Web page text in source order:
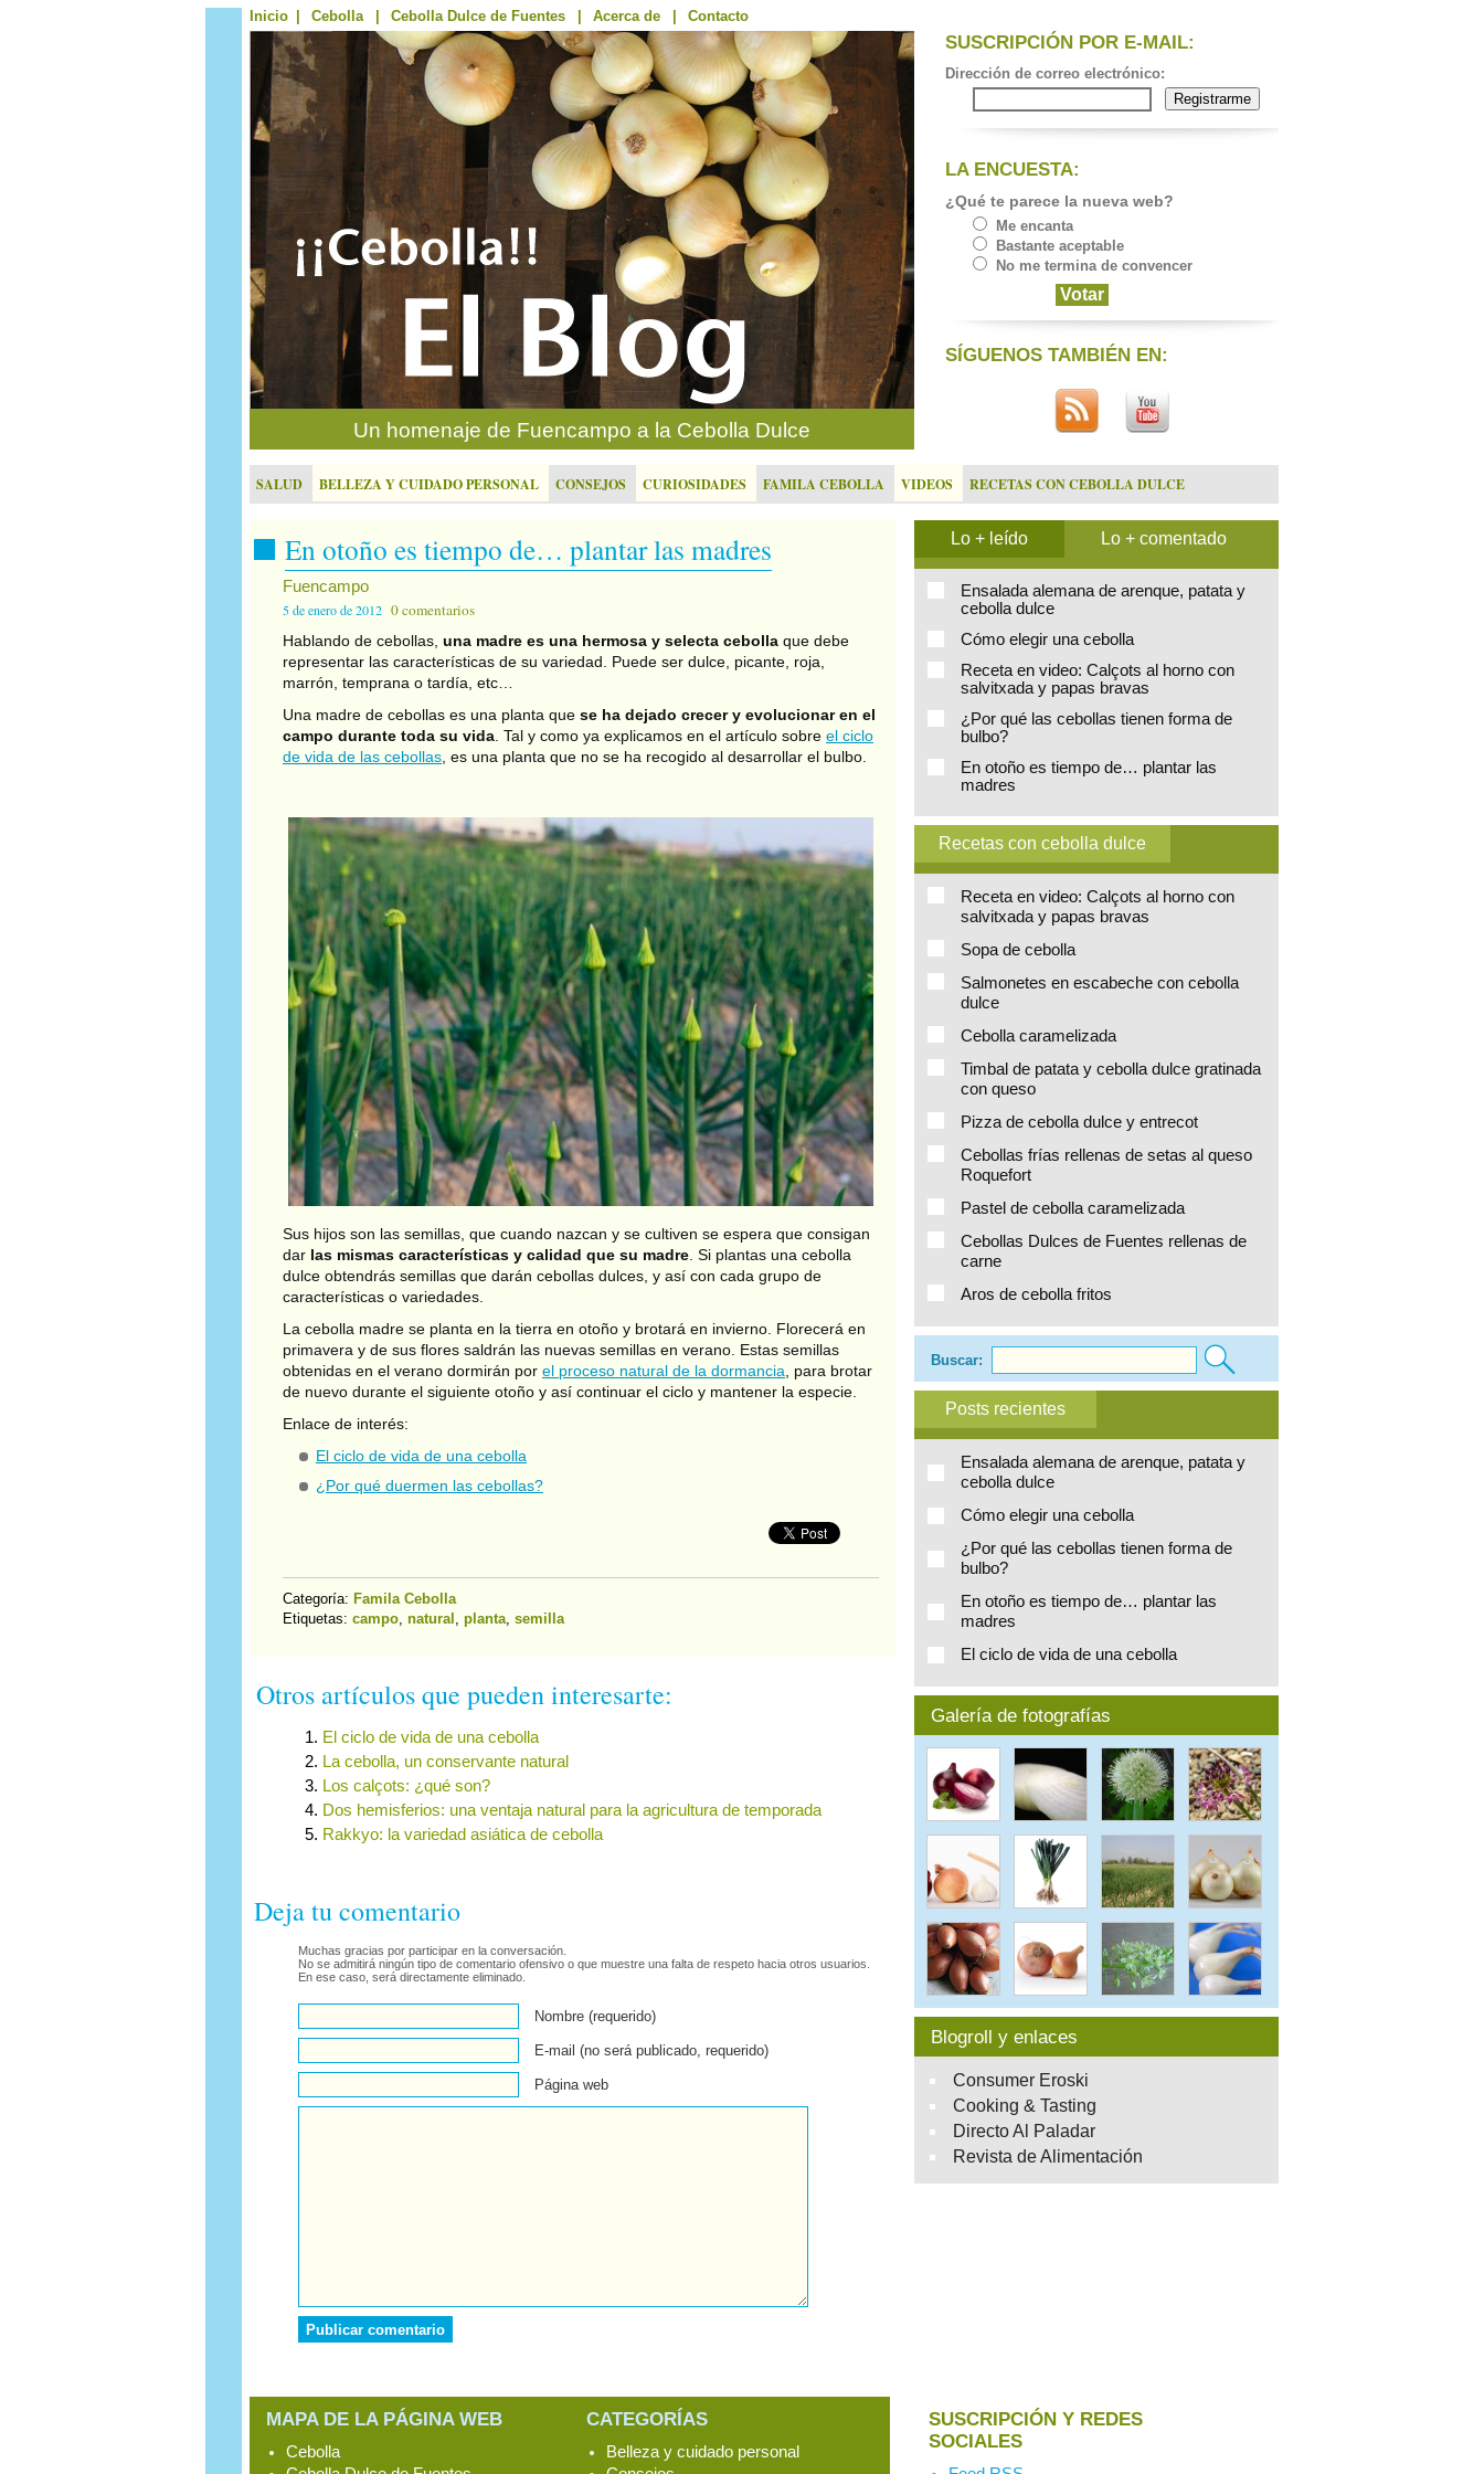
Inicio Cebolla Cebolla Dulce de Fuentes Acerca de Contacto
Un homenaje de Fuencampo a la Cebolla Dulce
SUSCRIPCIÓN POR E-MAIL:
Dirección de correo electrónico:
LA ENCUESTA:
¿Qué te parece la nueva web?
Me encanta
Bastante aceptable
No me termina de convencer
SÍGUENOS TAMBIÉN EN:
SALUD BELLEZA Y CUIDADO PERSONAL CONSEJOS CURIOSIDADES FAMILA CEBOLLA VIDEOS RECETAS CON CEBOLLA DULCE
En otoño es tiempo de… plantar las madres
Fuencampo
5 de enero de 2012 0 comentarios
Hablando de cebollas, una madre es una hermosa y selecta cebolla que debe
representar las características de su variedad. Puede ser dulce, picante, roja,
marrón, temprana o tardía, etc…
Una madre de cebollas es una planta que se ha dejado crecer y evolucionar en el
campo durante toda su vida . Tal y como ya explicamos en el artículo sobre el ciclo
de vida de las cebollas , es una planta que no se ha recogido al desarrollar el bulbo.
Sus hijos son las semillas, que cuando nazcan y se cultiven se espera que consigan
dar las mismas características y calidad que su madre . Si plantas una cebolla
dulce obtendrás semillas que darán cebollas dulces, y así con cada grupo de
características o variedades.
La cebolla madre se planta en la tierra en otoño y brotará en invierno. Florecerá en
primavera y de sus flores saldrán las nuevas semillas en verano. Estas semillas
obtenidas en el verano dormirán por el proceso natural de la dormancia , para brotar
de nuevo durante el siguiente otoño y así continuar el ciclo y mantener la especie.
Enlace de interés:
El ciclo de vida de una cebolla
¿Por qué duermen las cebollas?
Categoría: Famila Cebolla
Etiquetas: campo, natural , planta, semilla
Otros artículos que pueden interesarte:
El ciclo de vida de una cebolla
La cebolla, un conservante natural
Los calçots: ¿qué son?
Dos hemisferios: una ventaja natural para la agricultura de temporada
Rakkyo: la variedad asiática de cebolla
Deja tu comentario
Muchas gracias por participar en la conversación.
No se admitirá ningún tipo de comentario ofensivo o que muestre una falta de respeto hacia otros usuarios.
En ese caso, será directamente eliminado.
Nombre (requerido)
E-mail (no será publicado, requerido)
Página web
Lo + leído Lo + comentado
Ensalada alemana de arenque, patata y
cebolla dulce
Cómo elegir una cebolla
Receta en video: Calçots al horno con
salvitxada y papas bravas
¿Por qué las cebollas tienen forma de
bulbo?
En otoño es tiempo de… plantar las
madres
Recetas con cebolla dulce
Receta en video: Calçots al horno con
salvitxada y papas bravas
Sopa de cebolla
Salmonetes en escabeche con cebolla
dulce
Cebolla caramelizada
Timbal de patata y cebolla dulce gratinada
con queso
Pizza de cebolla dulce y entrecot
Cebollas frías rellenas de setas al queso
Roquefort
Pastel de cebolla caramelizada
Cebollas Dulces de Fuentes rellenas de
carne
Aros de cebolla fritos
Buscar:
Posts recientes
Ensalada alemana de arenque, patata y
cebolla dulce
Cómo elegir una cebolla
¿Por qué las cebollas tienen forma de
bulbo?
En otoño es tiempo de… plantar las
madres
El ciclo de vida de una cebolla
Galería de fotografías
Blogroll y enlaces
Consumer Eroski
Cooking & Tasting
Directo Al Paladar
Revista de Alimentación
MAPA DE LA PÁGINA WEB
Cebolla
CATEGORÍAS
Belleza y cuidado personal
SUSCRIPCIÓN Y REDES
SOCIALES